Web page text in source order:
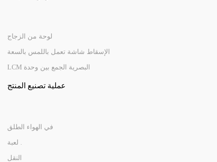
لوحة من الزجاج
الإسقاط شاشة تعمل باللمس بالسعة
LCM البصرية الجمع بين وحدة
عملية تصنيع المنتج
في الهواء الطلق
النقل